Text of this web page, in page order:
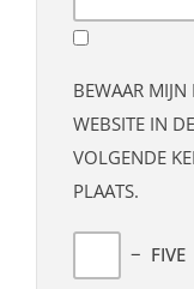
BEWAAR
WEBSITE IN
VOLGENDE
PLAATS.
− FIVE